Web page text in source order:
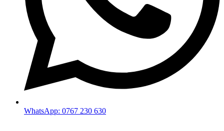
WhatsApp: 0767 230 630